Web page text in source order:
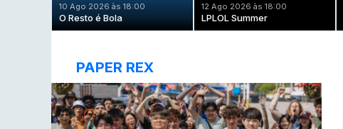
10 Ago 2026 às 18:00
O Resto é Bola
12 Ago 2026 às 18:00
LPLOL Summer
PAPER REX